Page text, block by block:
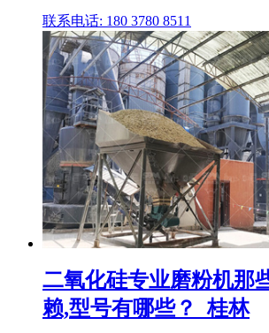
联系电话: 180 3780 8511
二氧化硅专业磨粉机那
赖,型号有哪些？_桂林